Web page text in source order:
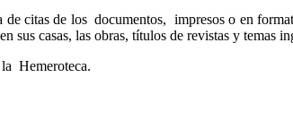
citas de los documentos, impresos o en
casas, las obras, títulos de revistas y temas
la Hemeroteca.